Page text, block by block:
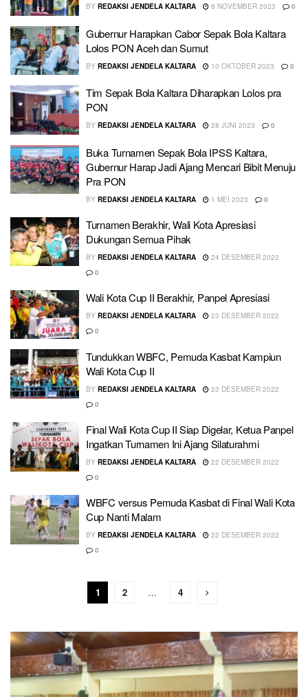
BY REDAKSI JENDELA KALTARA 6 NOVEMBER 2023 0
Gubernur Harapkan Cabor Sepak Bola Kaltara
Lolos PON Aceh dan Sumut
BY REDAKSI JENDELA KALTARA 10 OKTOBER 2023 0
Tim Sepak Bola Kaltara Diharapkan Lolos pra
PON
BY REDAKSI JENDELA KALTARA 28 JUNI 2023 0
Buka Turnamen Sepak Bola IPSS Kaltara,
Gubernur Harap Jadi Ajang Mencari Bibit Menuju
Pra PON
BY REDAKSI JENDELA KALTARA 1 MEI 2023 0
Turnamen Berakhir, Wali Kota Apresiasi
Dukungan Semua Pihak
BY REDAKSI JENDELA KALTARA
24 DESEMBER 2022
0
Wali Kota Cup II Berakhir, Panpel Apresiasi
BY REDAKSI JENDELA KALTARA
23 DESEMBER 2022
0
Tundukkan WBFC, Pemuda Kasbat Kampiun
Wali Kota Cup II
BY REDAKSI JENDELA KALTARA
23 DESEMBER 2022
0
Final Wali Kota Cup II Siap Digelar, Ketua Panpel
Ingatkan Turnamen Ini Ajang Silaturahmi
BY REDAKSI JENDELA KALTARA
22 DESEMBER 2022
0
WBFC versus Pemuda Kasbat di Final Wali Kota
Cup Nanti Malam
BY REDAKSI JENDELA KALTARA
22 DESEMBER 2022
0
1 2 … 4